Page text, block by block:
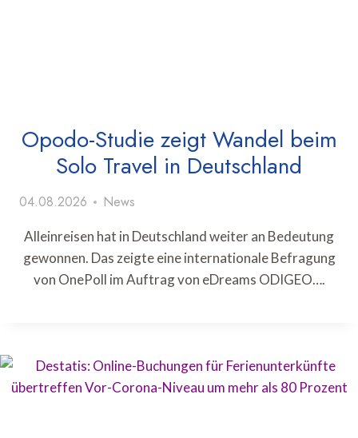
Opodo-Studie zeigt Wandel beim
Solo Travel in Deutschland
04.08.2026 News
Alleinreisen hat in Deutschland weiter an Bedeutung
gewonnen. Das zeigte eine internationale Befragung
von OnePoll im Auftrag von eDreams ODIGEO….